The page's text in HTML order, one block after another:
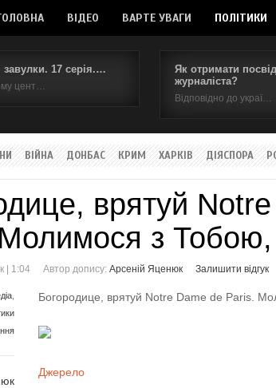
ВІДЕО ВАРТЕ УВАГИ ПОЛІТИКИ
завулки. 17 серія.…
цент…
Як отримати
журналіста?
Відповідно до украї…
ВІЙНА ДОНБАС КРИМ ХАРКІВ ДІЯСПОРА
врятуй
з
| 1:04 Автор допису: Арсеній Яценюк Залишити відгук
Богородице, врятуй Notre Dame de Paris.
Джерело